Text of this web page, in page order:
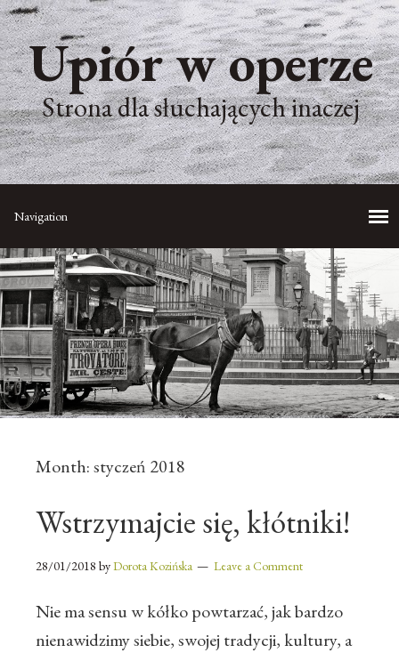
Upiór w operze
Strona dla słuchających inaczej
Month:styczeń 2018
Wstrzymajcie się, kłótniki!
28/01/2018 byDorota Kozińska Leave a Comment
Nie ma sensu w kółko powtarzać, jak bardzo
nienawidzimy siebie, swojej tradycji, kultury, a